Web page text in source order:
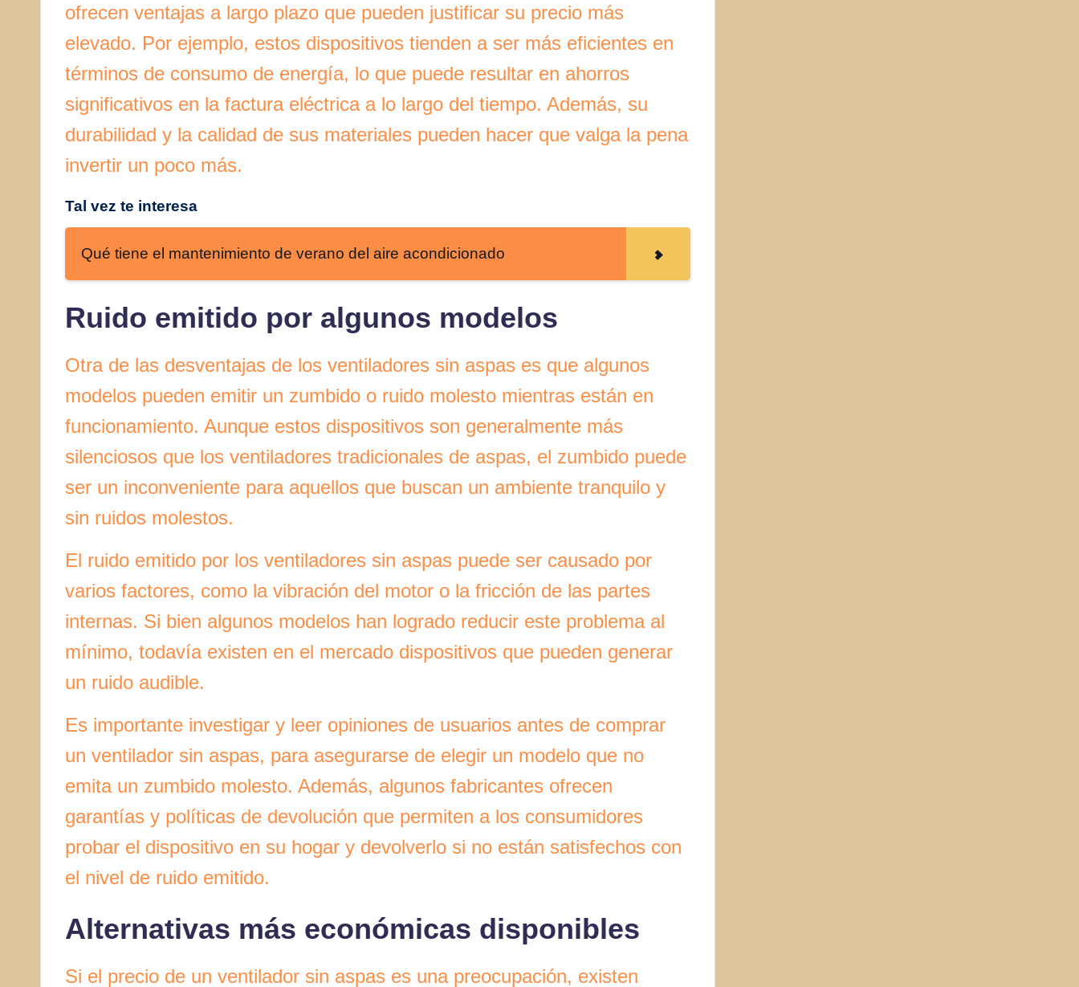
ofrecen ventajas a largo plazo que pueden justificar su precio más
elevado. Por ejemplo, estos dispositivos tienden a ser más eficientes en
términos de consumo de energía, lo que puede resultar en ahorros
significativos en la factura eléctrica a lo largo del tiempo. Además, su
durabilidad y la calidad de sus materiales pueden hacer que valga la pena
invertir un poco más.
Tal vez te interesa
Qué tiene el mantenimiento de verano del aire acondicionado
Ruido emitido por algunos modelos
Otra de las desventajas de los ventiladores sin aspas es que algunos
modelos pueden emitir un zumbido o ruido molesto mientras están en
funcionamiento. Aunque estos dispositivos son generalmente más
silenciosos que los ventiladores tradicionales de aspas, el zumbido puede
ser un inconveniente para aquellos que buscan un ambiente tranquilo y
sin ruidos molestos.
El ruido emitido por los ventiladores sin aspas puede ser causado por
varios factores, como la vibración del motor o la fricción de las partes
internas. Si bien algunos modelos han logrado reducir este problema al
mínimo, todavía existen en el mercado dispositivos que pueden generar
un ruido audible.
Es importante investigar y leer opiniones de usuarios antes de comprar
un ventilador sin aspas, para asegurarse de elegir un modelo que no
emita un zumbido molesto. Además, algunos fabricantes ofrecen
garantías y políticas de devolución que permiten a los consumidores
probar el dispositivo en su hogar y devolverlo si no están satisfechos con
el nivel de ruido emitido.
Alternativas más económicas disponibles
Si el precio de un ventilador sin aspas es una preocupación, existen